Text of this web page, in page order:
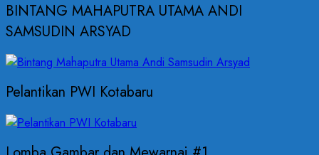
BINTANG MAHAPUTRA UTAMA ANDI
SAMSUDIN ARSYAD
Pelantikan PWI Kotabaru